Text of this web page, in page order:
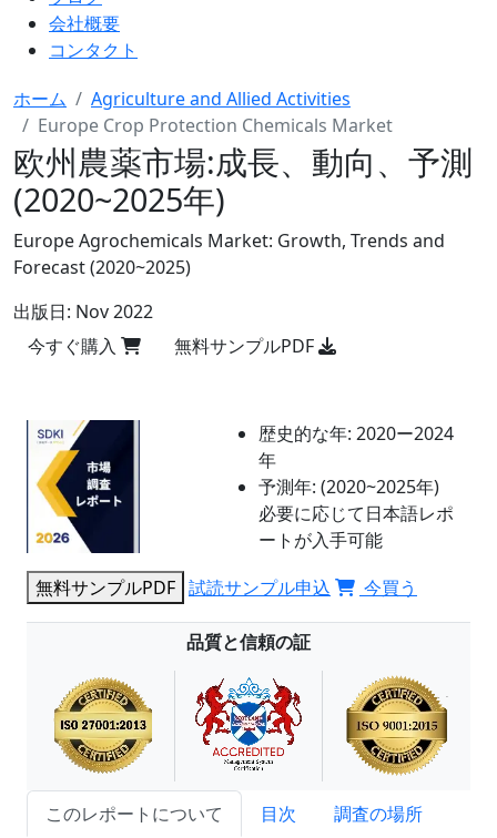
会社概要
コンタクト
ホーム
Agriculture and Allied Activities
Europe Crop Protection Chemicals Market
欧州農薬市場:成長、動向、予測
(2020~2025年)
Europe Agrochemicals Market: Growth, Trends and
Forecast (2020~2025)
出版日: Nov 2022
今すぐ購入
無料サンプルPDF
歴史的な年: 2020ー2024
年
予測年: (2020~2025年)
必要に応じて日本語レポ
ートが入手可能
無料サンプルPDF 試読サンプル申込 今買う
品質と信頼の証
このレポートについて 目次
調査の場所